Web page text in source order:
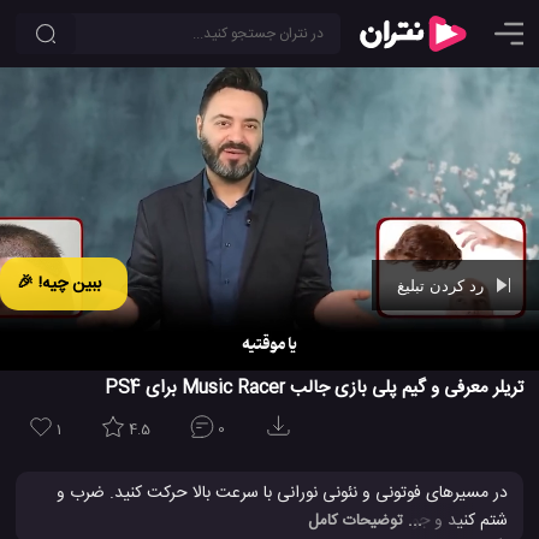
ببین چیه! 🎉 رد کردن تبلیغ
تریلر معرفی و گیم پلی بازی جالب Music Racer برای PS4
1 4.5 0
در مسیرهای فوتونی و نئونی نورانی با سرعت بالا حرکت کنید. ضرب و
شتم کنید و جوایز را جمع آوری کنید ، ریتم آهنگ خود را در دست
... توضیحات کامل